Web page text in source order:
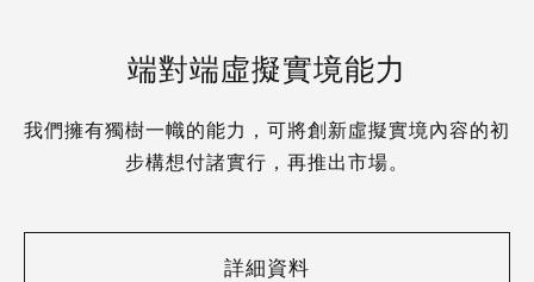
端對端虛擬實境能力
我們擁有獨樹一幟的能力，可將創新虛擬實境內容的初
步構想付諸實行，再推出市場。
詳細資料